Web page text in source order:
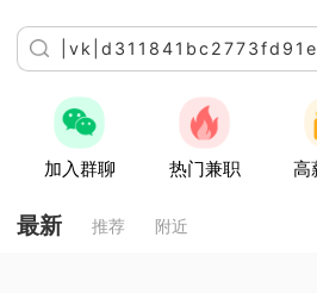
加入群聊 热门兼职 高
最新 推荐 附近